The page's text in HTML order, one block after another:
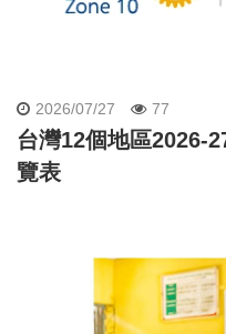
2026/07/27 77
台灣12個地區2026-
覽表